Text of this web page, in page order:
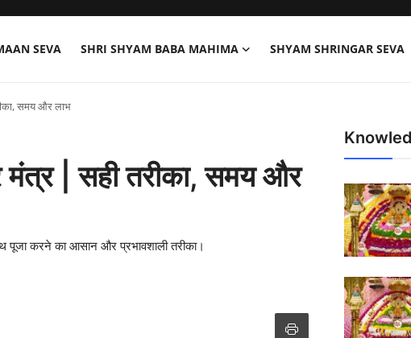
SEVA SHRI SHYAM BABA MAHIMA SHYAM SHRINGAR SEVA
समय और लाभ
मंत्र | सही तरीका, समय और
पूजा करने का आसान और प्रभावशाली तरीका।